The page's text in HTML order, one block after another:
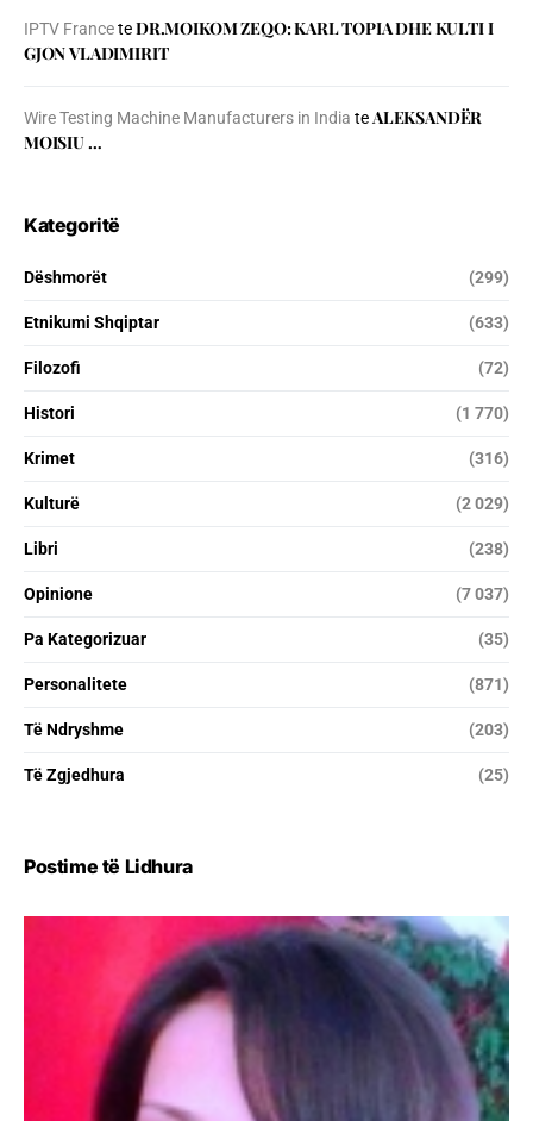
IPTV FranceteDR.MOIKOM ZEQO: KARL TOPIA DHE KULTI I
GJON VLADIMIRIT
Wire Testing Machine Manufacturers in India teALEKSANDËR
MOISIU …
Kategoritë
Dëshmorët (299)
Etnikumi Shqiptar (633)
Filozofi (72)
Histori (1 770)
Krimet (316)
Kulturë (2 029)
Libri (238)
Opinione (7 037)
Pa Kategorizuar (35)
Personalitete (871)
Të Ndryshme (203)
Të Zgjedhura (25)
Postime të Lidhura